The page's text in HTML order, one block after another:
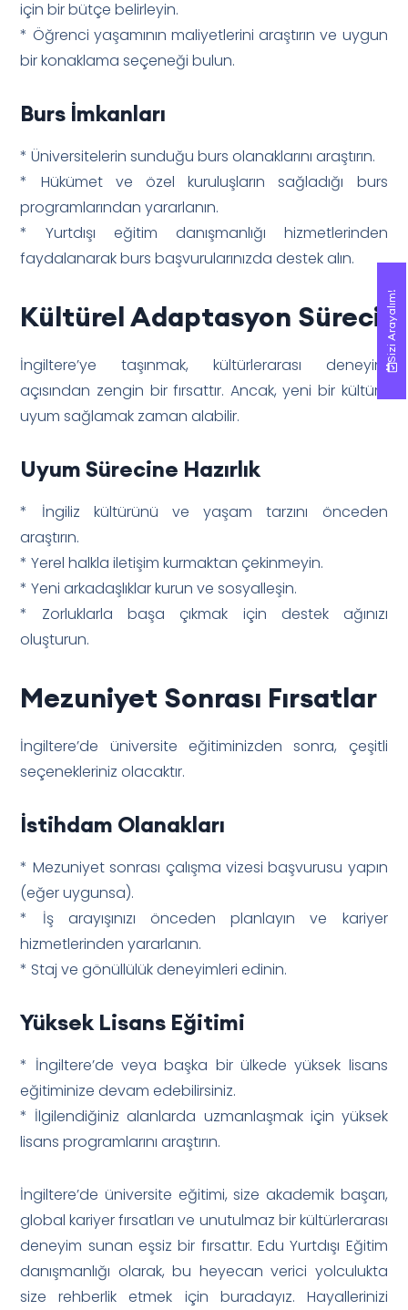
için bir bütçe belirleyin.
* Öğrenci yaşamının maliyetlerini araştırın ve uygun
bir konaklama seçeneği bulun.
Burs İmkanları
* Üniversitelerin sunduğu burs olanaklarını araştırın.
* Hükümet ve özel kuruluşların sağladığı burs
programlarından yararlanın.
* Yurtdışı eğitim danışmanlığı hizmetlerinden
faydalanarak burs başvurularınızda destek alın.
Kültürel Adaptasyon Süreci
İngiltere’ye taşınmak, kültürlerarası deneyim
açısından zengin bir fırsattır. Ancak, yeni bir kültüre
uyum sağlamak zaman alabilir.
Uyum Sürecine Hazırlık
* İngiliz kültürünü ve yaşam tarzını önceden
araştırın.
* Yerel halkla iletişim kurmaktan çekinmeyin.
* Yeni arkadaşlıklar kurun ve sosyalleşin.
* Zorluklarla başa çıkmak için destek ağınızı
oluşturun.
Mezuniyet Sonrası Fırsatlar
İngiltere’de üniversite eğitiminizden sonra, çeşitli
seçenekleriniz olacaktır.
İstihdam Olanakları
* Mezuniyet sonrası çalışma vizesi başvurusu yapın
(eğer uygunsa).
* İş arayışınızı önceden planlayın ve kariyer
hizmetlerinden yararlanın.
* Staj ve gönüllülük deneyimleri edinin.
Yüksek Lisans Eğitimi
* İngiltere’de veya başka bir ülkede yüksek lisans
eğitiminize devam edebilirsiniz.
* İlgilendiğiniz alanlarda uzmanlaşmak için yüksek
lisans programlarını araştırın.
İngiltere’de üniversite eğitimi, size akademik başarı,
global kariyer fırsatları ve unutulmaz bir kültürlerarası
deneyim sunan eşsiz bir fırsattır. Edu Yurtdışı Eğitim
danışmanlığı olarak, bu heyecan verici yolculukta
size rehberlik etmek için buradayız. Hayallerinizi
Sizi Arayalım!
Sizi Arayalım!